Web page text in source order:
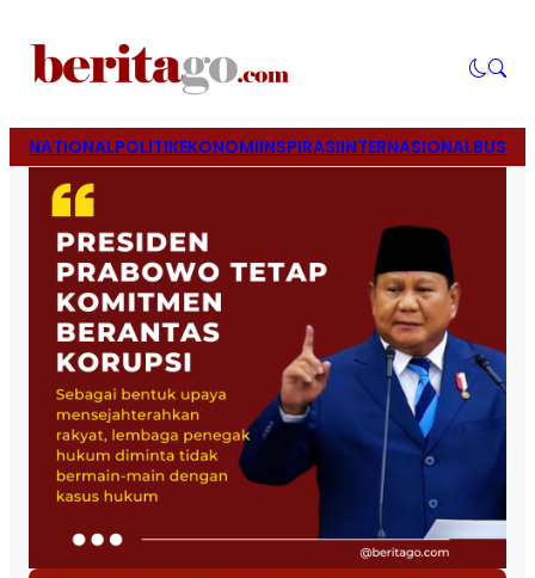
NATIONALPOLITIKEKONOMIINSPIRASIINTERNASIONAL